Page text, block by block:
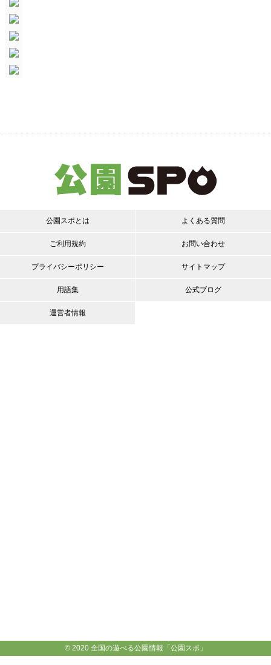
公園スポとは
ご利用規約
プライバシーポリシー
用語集
運営者情報
よくある質問
お問い合わせ
サイトマップ
公式ブログ
© 2020 全国の遊べる公園情報「公園スポ」